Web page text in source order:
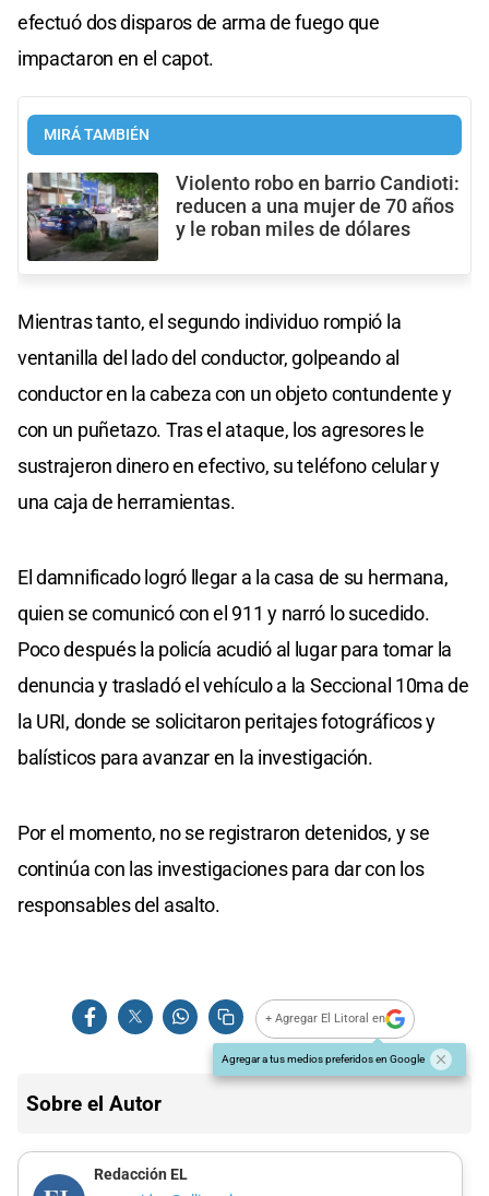
efectuó dos disparos de arma de fuego que
impactaron en el capot.
MIRÁ TAMBIÉN
Violento robo en barrio Candioti:
reducen a una mujer de 70 años
y le roban miles de dólares
Mientras tanto, el segundo individuo rompió la
ventanilla del lado del conductor, golpeando al
conductor en la cabeza con un objeto contundente y
con un puñetazo. Tras el ataque, los agresores le
sustrajeron dinero en efectivo, su teléfono celular y
una caja de herramientas.
El damnificado logró llegar a la casa de su hermana,
quien se comunicó con el 911 y narró lo sucedido.
Poco después la policía acudió al lugar para tomar la
denuncia y trasladó el vehículo a la Seccional 10ma de
la URI, donde se solicitaron peritajes fotográficos y
balísticos para avanzar en la investigación.
Por el momento, no se registraron detenidos, y se
continúa con las investigaciones para dar con los
responsables del asalto.
+ Agregar El Litoral en
Agregar a tus medios preferidos en Google
Sobre el Autor
Redacción EL